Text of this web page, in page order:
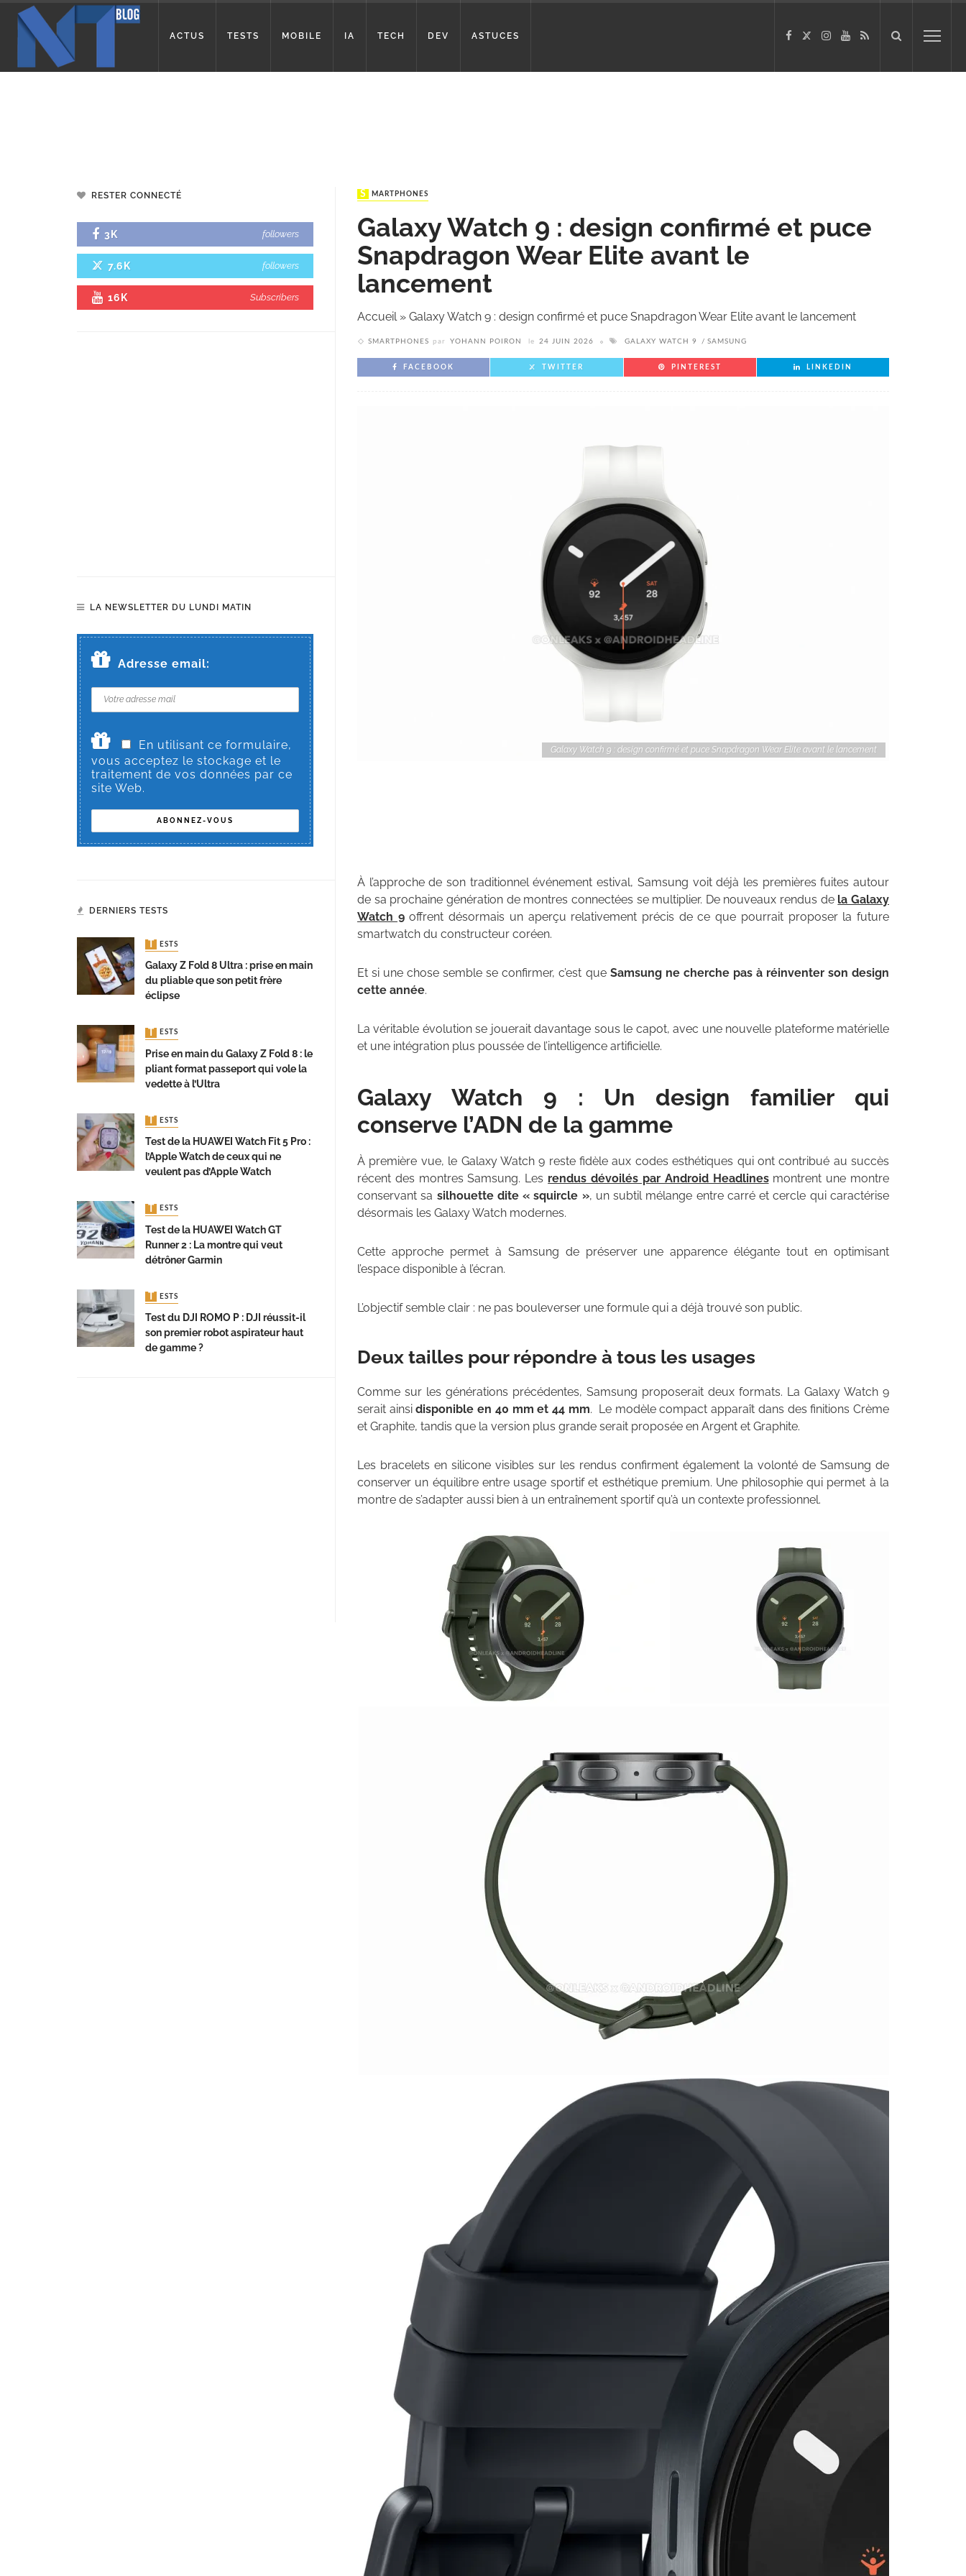
ACTUS TESTS MOBILE IA TECH DEV ASTUCES
SMARTPHONES
Galaxy Watch 9 : design confirmé et puce
Snapdragon Wear Elite avant le
lancement
Accueil» Galaxy Watch 9 : design confirmé et puce Snapdragon Wear Elite avant le lancement
SMARTPHONES par YOHANN POIRON le 24 JUIN 2026 GALAXY WATCH 9 SAMSUNG
FACEBOOK TWITTER PINTEREST LINKEDIN
Galaxy Watch 9 : design confirmé et puce Snapdragon Wear Elite avant le lancement
À l’approche de son traditionnel événement estival, Samsung voit déjà les premières fuites autour
de sa prochaine génération de montres connectées se multiplier. De nouveaux rendus de la Galaxy
Watch 9offrent désormais un aperçu relativement précis de ce que pourrait proposer la future
smartwatch du constructeur coréen.
Et si une chose semble se confirmer, c’est que Samsung ne cherche pas à réinventer son design
cette année.
La véritable évolution se jouerait davantage sous le capot, avec une nouvelle plateforme matérielle
et une intégration plus poussée de l’intelligence artificielle.
Galaxy Watch 9 : Un design familier qui
conserve l’ADN de la gamme
À première vue, le Galaxy Watch 9 reste fidèle aux codes esthétiques qui ont contribué au succès
récent des montres Samsung. Les rendus dévoilés par Android Headlinesmontrent une montre
conservant sa silhouette dite « squircle », un subtil mélange entre carré et cercle qui caractérise
désormais les Galaxy Watch modernes.
Cette approche permet à Samsung de préserver une apparence élégante tout en optimisant
l’espace disponible à l’écran.
L’objectif semble clair : ne pas bouleverser une formule qui a déjà trouvé son public.
Deux tailles pour répondre à tous les usages
Comme sur les générations précédentes, Samsung proposerait deux formats. La Galaxy Watch 9
serait ainsidisponible en 40 mm et 44 mm. Le modèle compact apparaît dans des finitions Crème
et Graphite, tandis que la version plus grande serait proposée en Argent et Graphite.
Les bracelets en silicone visibles sur les rendus confirment également la volonté de Samsung de
conserver un équilibre entre usage sportif et esthétique premium. Une philosophie qui permet à la
montre de s’adapter aussi bien à un entraînement sportif qu’à un contexte professionnel.
RESTER CONNECTÉ
3K followers
7.6K followers
16K Subscribers
LA NEWSLETTER DU LUNDI MATIN
Adresse email:
En utilisant ce formulaire,
vous acceptez le stockage et le
traitement de vos données par ce
site Web.
DERNIERS TESTS
TESTS
Galaxy Z Fold 8 Ultra : prise en main
du pliable que son petit frère
éclipse
TESTS
Prise en main du Galaxy Z Fold 8 : le
pliant format passeport qui vole la
vedette à l’Ultra
TESTS
Test de la HUAWEI Watch Fit 5 Pro :
l’Apple Watch de ceux qui ne
veulent pas d’Apple Watch
TESTS
Test de la HUAWEI Watch GT
Runner 2 : La montre qui veut
détrôner Garmin
TESTS
Test du DJI ROMO P : DJI réussit-il
son premier robot aspirateur haut
de gamme ?